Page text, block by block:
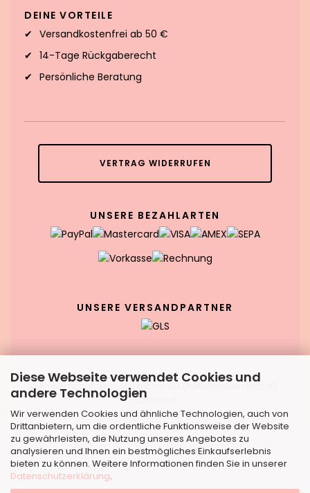
Diese Webseite verwendet Cookies und
andere Technologien
Wir verwenden Cookies und ähnliche Technologien, auch von
Drittanbietern, um die ordentliche Funktionsweise der Website
zu gewährleisten, die Nutzung unseres Angebotes zu
analysieren und Ihnen ein bestmögliches Einkaufserlebnis
bieten zu können. Weitere Informationen finden Sie in unserer
Datenschutzerklärung.
DEINE VORTEILE
Versandkostenfrei ab 50 €
14-Tage Rückgaberecht
Persönliche Beratung
VERTRAG WIDERRUFEN
UNSERE BEZAHLARTEN
UNSERE VERSANDPARTNER
© Knaufmanufaktur · Mebrucom UG (haftungsbeschränkt) ·
Dortmund